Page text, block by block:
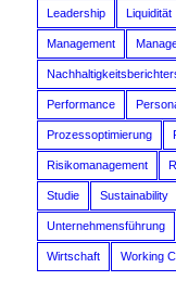
Leadership Liquidität
Management
Performance
Prozessoptimierung
Risikomanagement
Studie Sustainability
Unternehmensführung
Wirtschaft Working